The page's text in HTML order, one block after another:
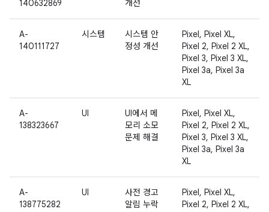
140632869 개선
A-
140111727
시스템
시스템 안
정성 개선
Pixel, Pixel XL,
Pixel 2, Pixel 2 XL,
Pixel 3, Pixel 3 XL,
Pixel 3a, Pixel 3a
XL
A-
138323667
UI
UI에서 메
모리 소모
문제 해결
Pixel, Pixel XL,
Pixel 2, Pixel 2 XL,
Pixel 3, Pixel 3 XL,
Pixel 3a, Pixel 3a
XL
A-
138775282
UI
사전 경고
알림 누락
Pixel, Pixel XL,
Pixel 2, Pixel 2 XL,